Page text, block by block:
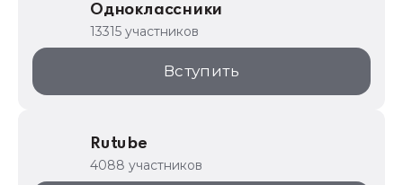
Одноклассники
13315 участников
Вступить
Rutube
4088 участников